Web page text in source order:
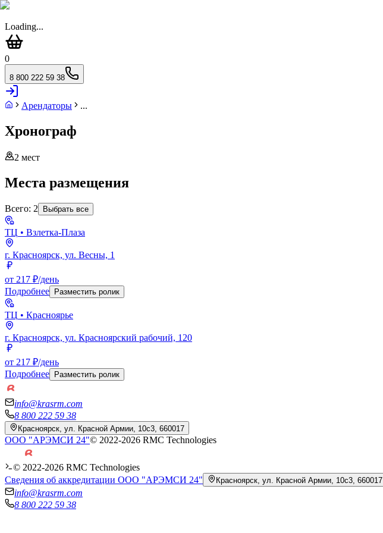
Loading...
0
8 800 222 59 38
Арендаторы ...
Хронограф
2 мест
Места размещения
Всего: 2 Выбрать все
ТЦ • Взлетка-Плаза
г. Красноярск, ул. Весны, 1
от 217 ₽/день
Подробнее Разместить ролик
ТЦ • Красноярье
г. Красноярск, ул. Красноярский рабочий, 120
от 217 ₽/день
Подробнее Разместить ролик
info@krasrm.com
8 800 222 59 38
Красноярск, ул. Красной Армии, 10с3, 660017
ООО "АРЭМСИ 24"© 2022-2026 RMC Technologies
© 2022-2026 RMC Technologies
Сведения об аккредитации ООО "АРЭМСИ 24"
Красноярск, ул. Красной Армии, 10с3, 660017
info@krasrm.com
8 800 222 59 38